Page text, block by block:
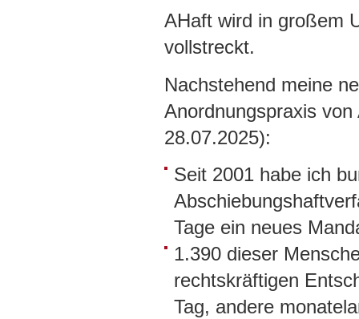
AHaft wird in großem
vollstreckt.
Nachstehend meine
Anordnungspraxis
28.07.2025):
Seit 2001 habe ich
Tage ein neues
1.390 dieser
rechtskräftigen
Tag, andere